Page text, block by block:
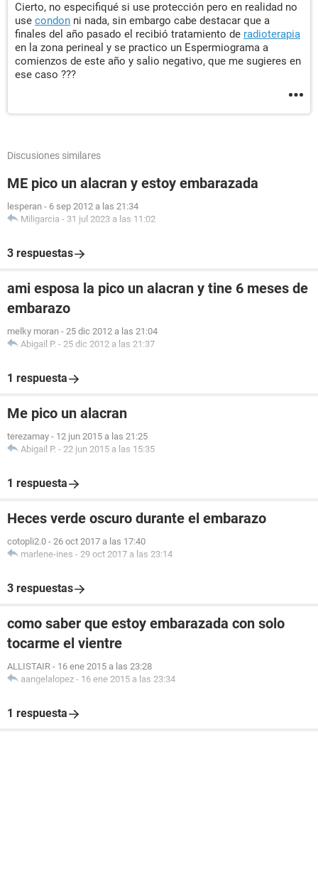
Cierto, no especifiqué si use protección pero en realidad no
use condon ni nada, sin embargo cabe destacar que a
finales del año pasado el recibió tratamiento de radioterapia
en la zona perineal y se practico un Espermiograma a
comienzos de este año y salio negativo, que me sugieres en
ese caso ???
Discusiones similares
ME pico un alacran y estoy embarazada
lesperan - 6 sep 2012 a las 21:34
Miligarcia - 31 jul 2023 a las 11:02
3 respuestas
ami esposa la pico un alacran y tine 6 meses de
embarazo
melky moran - 25 dic 2012 a las 21:04
Abigail P. - 25 dic 2012 a las 21:37
1 respuesta
Me pico un alacran
terezamay - 12 jun 2015 a las 21:25
Abigail P. - 22 jun 2015 a las 15:35
1 respuesta
Heces verde oscuro durante el embarazo
cotopli2.0 - 26 oct 2017 a las 17:40
marlene-ines - 29 oct 2017 a las 23:14
3 respuestas
como saber que estoy embarazada con solo
tocarme el vientre
ALLISTAIR - 16 ene 2015 a las 23:28
aangelalopez - 16 ene 2015 a las 23:34
1 respuesta